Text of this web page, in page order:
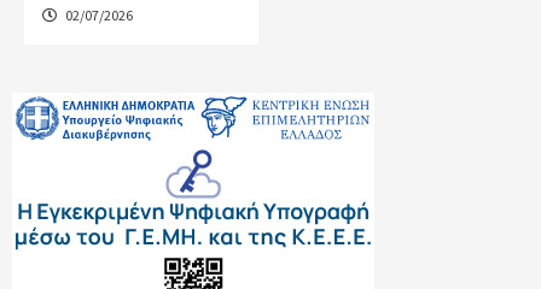
02/07/2026